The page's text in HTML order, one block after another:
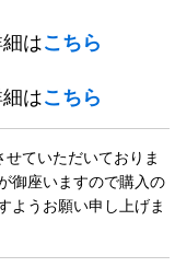
はこちら
はこちら
ていただいておりま
御座いますので購入の
ようお願い申し上げま